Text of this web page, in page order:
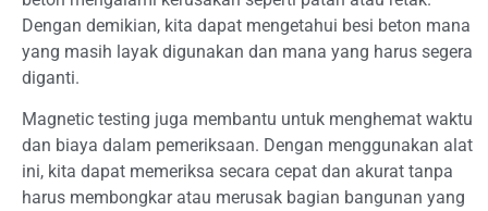
Dengan demikian, kita dapat mengetahui besi beton mana
yang masih layak digunakan dan mana yang harus segera
diganti.
Magnetic testing juga membantu untuk menghemat waktu
dan biaya dalam pemeriksaan. Dengan menggunakan alat
ini, kita dapat memeriksa secara cepat dan akurat tanpa
harus membongkar atau merusak bagian bangunan yang